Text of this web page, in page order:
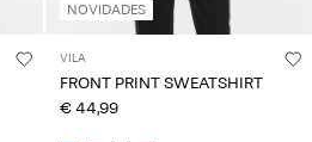
NOVIDADES
VILA
FRONT PRINT SWEATSHIRT
€ 44,99